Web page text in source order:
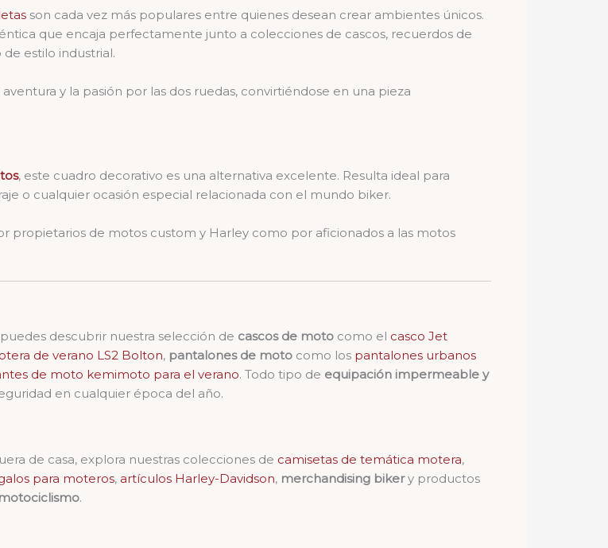
son cada vez más populares entre quienes desean crear ambientes únicos.
que encaja perfectamente junto a colecciones de cascos, recuerdos de
estilo industrial.
y la pasión por las dos ruedas, convirtiéndose en una pieza
, este cuadro decorativo es una alternativa excelente. Resulta ideal para
o cualquier ocasión especial relacionada con el mundo biker.
propietarios de motos custom y Harley como por aficionados a las motos
descubrir nuestra selección de cascos de moto como el casco Jet
de verano LS2 Bolton, pantalones de moto como los pantalones urbanos
de moto kemimoto para el verano. Todo tipo de equipación impermeable y
en cualquier época del año.
de casa, explora nuestras colecciones de camisetas de temática motera,
para moteros, artículos Harley-Davidson, merchandising bikery productos
motociclismo.